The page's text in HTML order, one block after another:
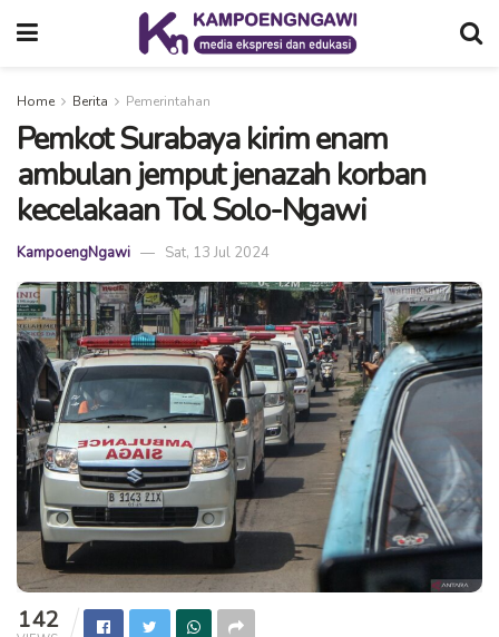
Home Berita Pemerintahan
Pemkot Surabaya kirim enam
ambulan jemput jenazah korban
kecelakaan Tol Solo-Ngawi
KampoengNgawi Sat, 13 Jul 2024
142